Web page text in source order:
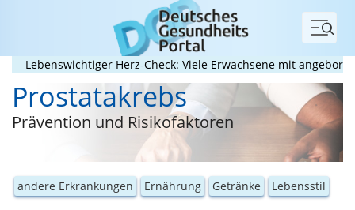
Menü
Lebenswichtiger Herz-Check: Viele Erwachsene mit
Prostatakrebs
Prävention und Risikofaktoren
andere Erkrankungen Ernährung Getränke Lebensstil